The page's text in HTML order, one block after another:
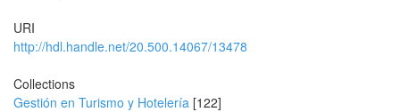
URI
http://hdl.handle.net/20.500.14067/13478
Collections
Gestión en Turismo y Hotelería [122]